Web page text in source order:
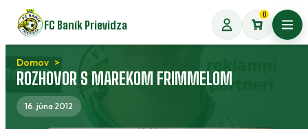
Preskočiť
na
obsah
FC Baník Prievidza
0
Domov
ROZHOVOR S MAREKOM FRIMMELOM
16. júna 2012